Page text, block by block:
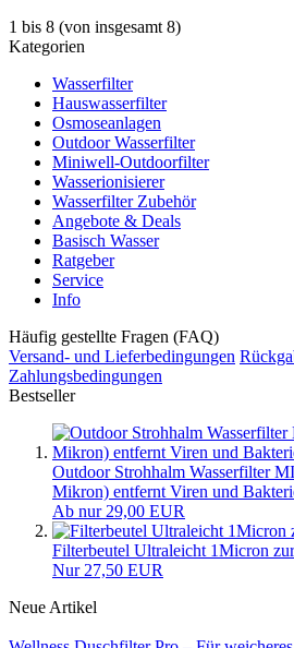
Service
Häufig gestellte Fragen (FAQ)
Rückgabe & Reklamation
Versand- und Lieferbedingungen
Versandkosten
Zahlungsbedingungen
Cookie Einstellungen
Informationen
Widerrufsrecht
Datenschutz
Elektro- und Elektronik(alt)geräte